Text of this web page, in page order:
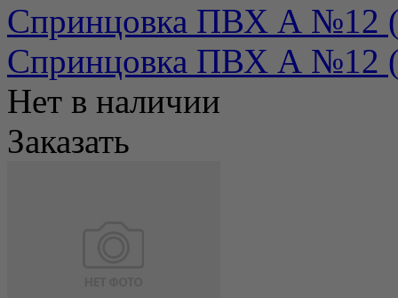
Спринцовка ПВХ А №12
Спринцовка ПВХ А №12
Нет в наличии
Заказать